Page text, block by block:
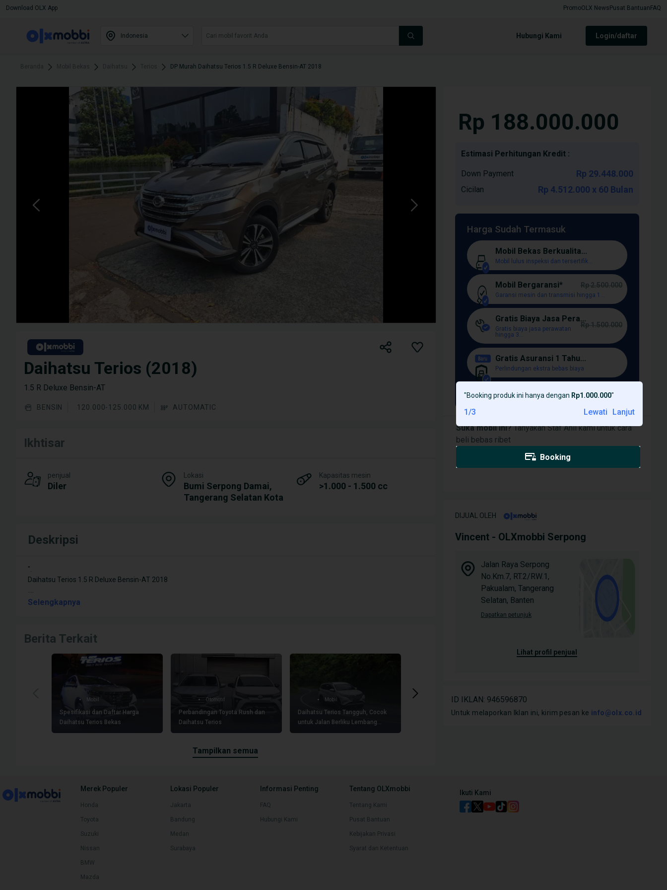
Download OLX App PromoOLX News Pusat Bantuan FAQ
Hubungi Kami login/daftar
DP Murah Daihatsu Terios 1.5 R Deluxe Bensin-AT 2018
Daihatsu Terios (2018)
1.5 R Deluxe Bensin-AT
BENSIN 120.000-125.000 KM AUTOMATIC
Ikhtisar
penjual
Diler
Lokasi
Bumi Serpong Damai,
Tangerang Selatan Kota
Kapasitas mesin
>1.000 - 1.500 cc
Deskripsi
".
Daihatsu Terios 1.5 R Deluxe Bensin-AT 2018
Selengkapnya
Berita Terkait
Mobil
Spesifikasi dan Daftar Harga
Daihatsu Terios Bekas
Otomotif
Perbandingan Toyota Rush dan
Daihatsu Terios
Mobil
Daihatsu Terios Tangguh, Cocok
untuk Jalan Berliku Lembang
Bandung
Mengulas Daihatsu Terios Bekas,
Kelebihan dan Kekurangan
tampilkan semua
Rp 188.000.000
Estimasi Perhitungan Kredit :
Down Payment Rp 29.448.000
Cicilan Rp 4.512.000 x 60 Bulan
Harga Sudah Termasuk
Mobil Bekas Berkualita...
Mobil lulus inspeksi dan tersertifik...
Mobil Bergaransi* Rp 2.500.000
Garansi mesin dan transmisi hingga 1...
Gratis Biaya Jasa Pera...
Rp 1.500.000
Gratis biaya jasa perawatan
hingga 3...
Gratis Asuransi 1 Tahu...
Perlindungan ekstra bebas biaya
Lagi [+]
Suka mobil ini? Tanyakan Staf Ahli kami untuk cara
beli bebas ribet
"Booking produk ini hanya dengan Rp1.000.000"
1/3 Lewati Lanjut
Booking
DIJUAL OLEH
Vincent - OLXmobbi Serpong
Jalan Raya Serpong
No.Km.7, RT.2/RW.1,
Pakualam, Tangerang
Selatan, Banten
Dapatkan petunjuk
lihat profil penjual
ID IKLAN: 946596870
Untuk melaporkan Iklan ini, kirim pesan ke info@olx.co.id
Merek Populer
Honda
Toyota
Suzuki
Nissan
BMW
Mazda
Lokasi Populer
Jakarta
Bandung
Medan
Surabaya
Informasi Penting
FAQ
Hubungi Kami
Tentang OLXmobbi
Tentang Kami
Pusat Bantuan
Kebijakan Privasi
Syarat dan Ketentuan
Ikuti Kami